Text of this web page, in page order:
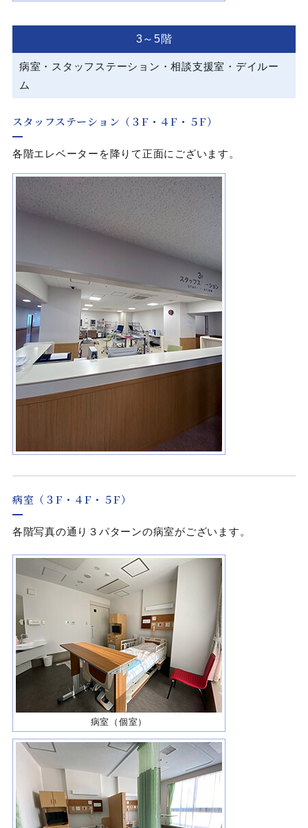
3～5階
病室・スタッフステーション・相談支援室 ・ デイルー
ム
スタッフステーション（３F・４F・５F）
各階エレベーターを降りて正面にございます。
病室（３F・４F・５F）
各階写真の通り３パターンの病室がございます。
病室（個室）